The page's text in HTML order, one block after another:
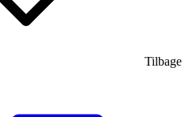
Tilbage